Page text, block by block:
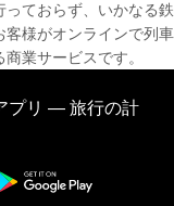
ておらず、いかなる鉄
様がオンラインで列車
業サービスです。
プリ — 旅行の計